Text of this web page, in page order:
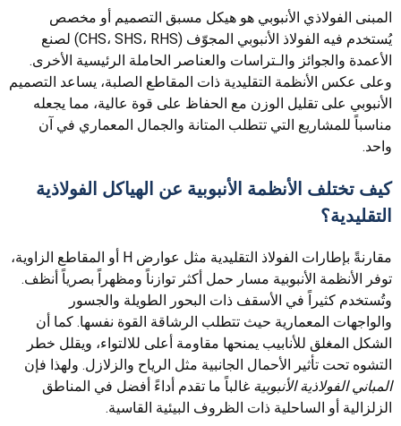
المبنى الفولاذي الأنبوبي هو هيكل مسبق التصميم أو مخصص
يُستخدم فيه الفولاذ الأنبوبي المجوّف (CHS، SHS، RHS) لصنع
الأعمدة والجوائز والـتراسات والعناصر الحاملة الرئيسية الأخرى.
وعلى عكس الأنظمة التقليدية ذات المقاطع الصلبة، يساعد التصميم
الأنبوبي على تقليل الوزن مع الحفاظ على قوة عالية، مما يجعله
مناسباً للمشاريع التي تتطلب المتانة والجمال المعماري في آن
واحد.
كيف تختلف الأنظمة الأنبوبية عن الهياكل الفولاذية
التقليدية؟
مقارنةً بإطارات الفولاذ التقليدية مثل عوارض H أو المقاطع الزاوية،
توفر الأنظمة الأنبوبية مسار حمل أكثر توازناً ومظهراً بصرياً أنظف.
وتُستخدم كثيراً في الأسقف ذات البحور الطويلة والجسور
والواجهات المعمارية حيث تتطلب الرشاقة القوة نفسها. كما أن
الشكل المغلق للأنابيب يمنحها مقاومة أعلى للالتواء، ويقلل خطر
التشوه تحت تأثير الأحمال الجانبية مثل الرياح والزلازل. ولهذا فإن
المباني الفولاذية الأنبوبية غالباً ما تقدم أداءً أفضل في المناطق
الزلزالية أو الساحلية ذات الظروف البيئية القاسية.